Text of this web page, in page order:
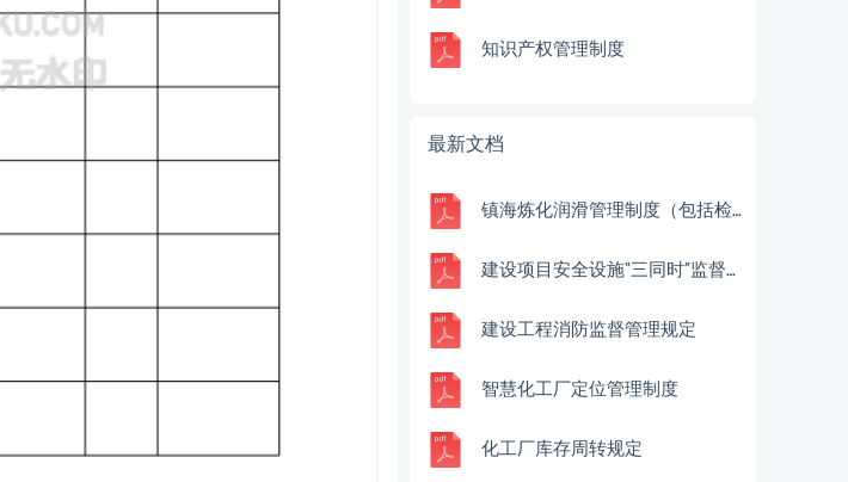
知识产权管理制度
最新文档
镇海炼化润滑管理制度（包括检查表）
建设项目安全设施“三同时”监督管理办法（安监总局令第36号）
建设工程消防监督管理规定
智慧化工厂定位管理制度
化工厂库存周转规定